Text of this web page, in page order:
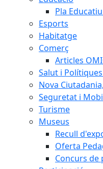
Pla
Esports
Habitatge
Comerç
Articles
Salut i
Nova
Seguretat i
Turisme
Museus
Recull
Oferta
Concurs